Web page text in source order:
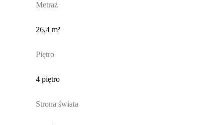
Metraż
26,4 m²
Piętro
4 piętro
Strona świata